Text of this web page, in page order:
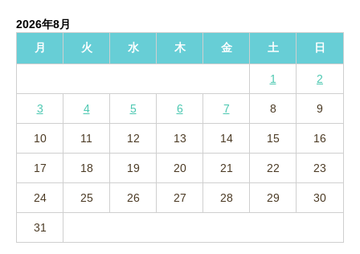
ブ
2026年8月
月
火 水 木 金 土 日
1 2
3 4 5 6 7 8 9
10 11 12 13 14 15 16
17 18 19 20 21 22 23
24 25 26 27 28 29 30
31